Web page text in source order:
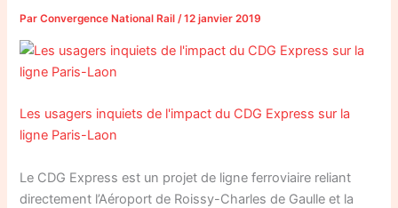
ParConvergence National Rail/12 janvier 2019
Les usagers inquiets de l'impact du CDG Express sur la
ligne Paris-Laon
Le CDG Express est un projet de ligne ferroviaire reliant
directement l’Aéroport de Roissy-Charles de Gaulle et la